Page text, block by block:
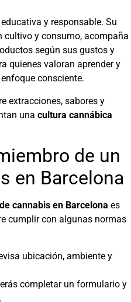
y responsable. Su
cultivo y consumo, acompaña
según sus gustos y
quienes valoran aprender y
consciente.
extracciones, sabores y
una cultura cannábica
de un
en Barcelona
cannabis en Barcelona es
cumplir con algunas normas
ubicación, ambiente y
completar un formulario y